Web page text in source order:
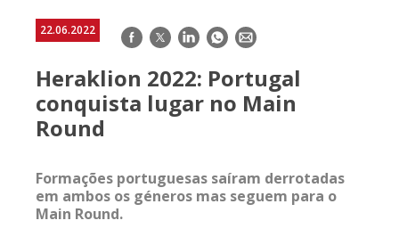
22.06.2022 Facebook
TwitterLinkedInWhatsApp
E-
Heraklion 2022: Portugal
conquista lugar no Main
Round
Formações portuguesas saíram derrotadas
em ambos os géneros mas seguem para o
Main Round.